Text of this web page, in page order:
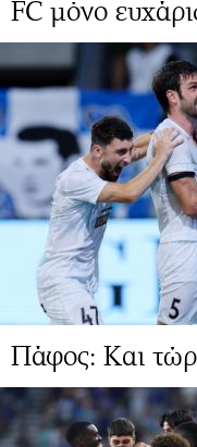
FC μόνο
Πάφος: Και